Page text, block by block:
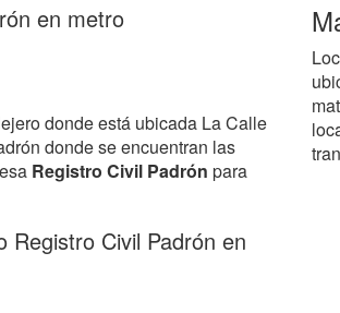
en metro
donde está ubicada La Calle
donde se encuentran las
Registro Civil Padrón para
Registro Civil Padrón en